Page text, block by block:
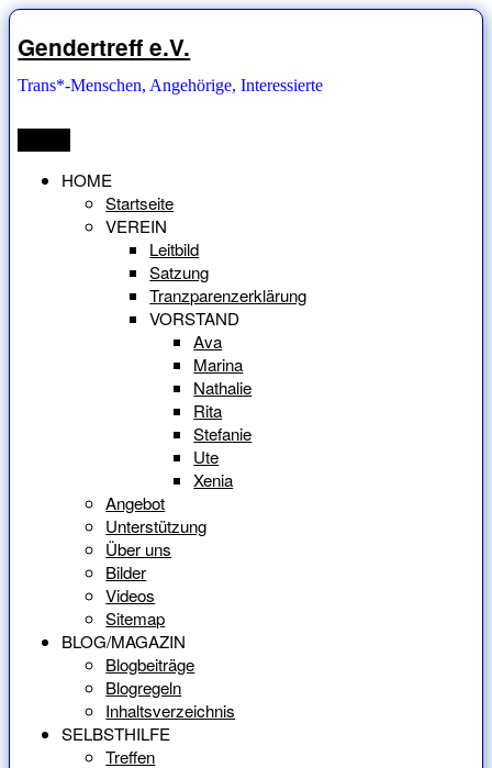
Zum
Inhalt
springen
Gendertreff e.V.
Trans*-Menschen, Angehörige, Interessierte
HOME
Startseite
VEREIN
Leitbild
Satzung
Tranzparenzerklärung
VORSTAND
Ava
Marina
Nathalie
Rita
Stefanie
Ute
Xenia
Angebot
Unterstützung
Über uns
Bilder
Videos
Sitemap
BLOG/MAGAZIN
Blogbeiträge
Blogregeln
Inhaltsverzeichnis
SELBSTHILFE
Treffen